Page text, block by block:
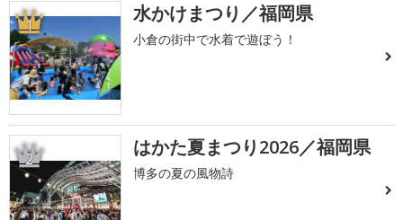
1 水かけまつり／福岡県
小倉の街中で水着で遊ぼう！
2 はかた夏まつり2026／福岡県
博多の夏の風物詩